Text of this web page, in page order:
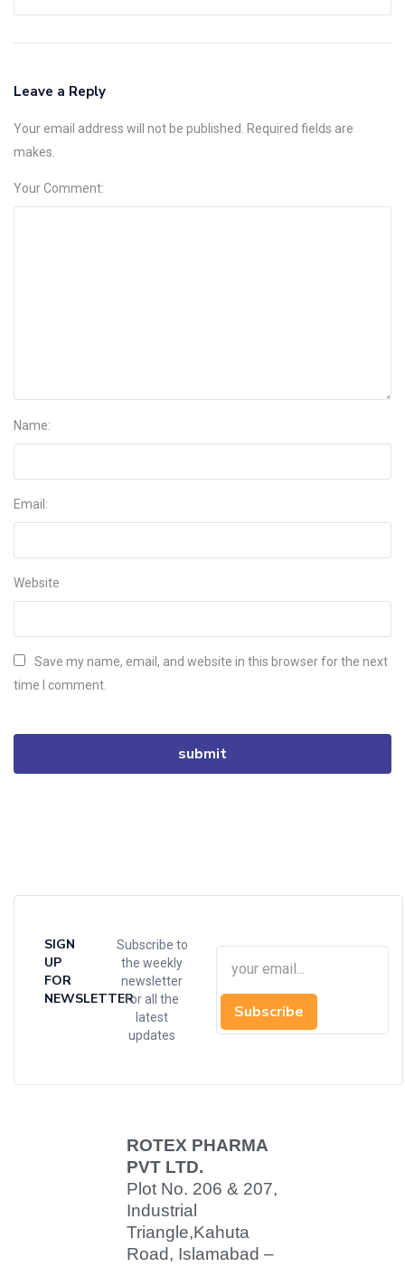
Leave a Reply
Your email address will not be published. Required fields are
makes.
Your Comment:
Name:
Email:
Website
Save my name, email, and website in this browser for the next
time I comment.
SIGN
UP
FOR
NEWSLETTER
Subscribe to
the weekly
newsletter
for all the
latest
updates
Subscribe
ROTEX PHARMA
PVT LTD.
Plot No. 206 & 207,
Industrial
Triangle,Kahuta
Road, Islamabad –